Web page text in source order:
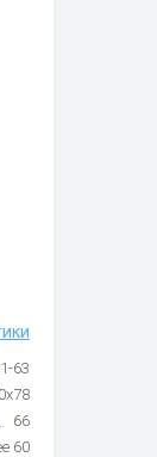
63
66
60